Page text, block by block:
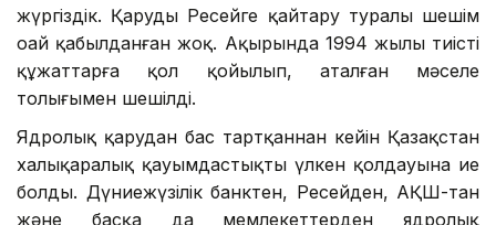
жүргіздік. Қаруды Ресейге қайтару туралы шешім
оңай қабылданған жоқ. Ақырында 1994 жылы тиісті
құжаттарға қол қойылып, аталған мәселе
толығымен шешілді.
Ядролық қарудан бас тартқаннан кейін Қазақстан
халықаралық қауымдастықтың үлкен қолдауына ие
болды. Дүниежүзілік банктен, Ресейден, АҚШ-тан
және басқа да мемлекеттерден ядролық